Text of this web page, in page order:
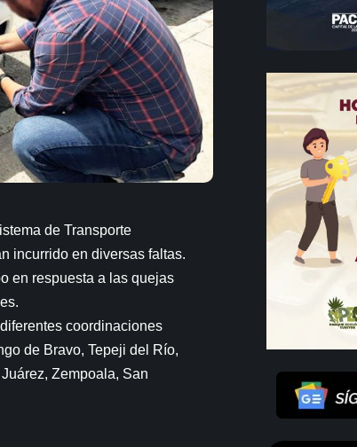
de Transporte
incurrido en diversas faltas.
en respuesta a las quejas
coordinaciones
de Bravo, Tepeji del Río,
Zempoala, San